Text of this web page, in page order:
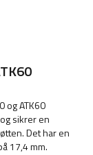
og ATK60
sikrer en
Det har en
17,4 mm.